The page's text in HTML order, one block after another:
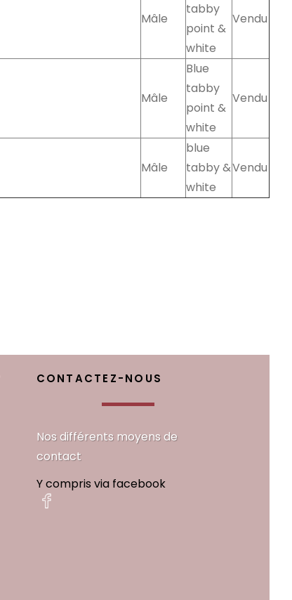
Mâle
tabby
point &
white
Vendu
Mâle
Blue
tabby
point &
white
Vendu
Mâle
blue
tabby &
white
Vendu
CONTACTEZ-NOUS
Nos différents moyens de
contact
Y compris via facebook